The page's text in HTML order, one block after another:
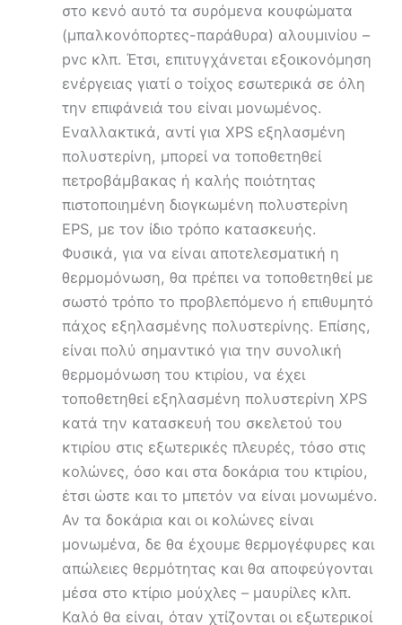
στο κενό αυτό τα συρόμενα κουφώματα
(μπαλκονόπορτες-παράθυρα) αλουμινίου –
pvc κλπ. Έτσι, επιτυγχάνεται εξοικονόμηση
ενέργειας γιατί ο τοίχος εσωτερικά σε όλη
την επιφάνειά του είναι μονωμένος.
Εναλλακτικά, αντί για XPS εξηλασμένη
πολυστερίνη, μπορεί να τοποθετηθεί
πετροβάμβακας ή καλής ποιότητας
πιστοποιημένη διογκωμένη πολυστερίνη
EPS, με τον ίδιο τρόπο κατασκευής.
Φυσικά, για να είναι αποτελεσματική η
θερμομόνωση, θα πρέπει να τοποθετηθεί με
σωστό τρόπο το προβλεπόμενο ή επιθυμητό
πάχος εξηλασμένης πολυστερίνης. Επίσης,
είναι πολύ σημαντικό για την συνολική
θερμομόνωση του κτιρίου, να έχει
τοποθετηθεί εξηλασμένη πολυστερίνη XPS
κατά την κατασκευή του σκελετού του
κτιρίου στις εξωτερικές πλευρές, τόσο στις
κολώνες, όσο και στα δοκάρια του κτιρίου,
έτσι ώστε και το μπετόν να είναι μονωμένο.
Αν τα δοκάρια και οι κολώνες είναι
μονωμένα, δε θα έχουμε θερμογέφυρες και
απώλειες θερμότητας και θα αποφεύγονται
μέσα στο κτίριο μούχλες – μαυρίλες κλπ.
Καλό θα είναι, όταν χτίζονται οι εξωτερικοί